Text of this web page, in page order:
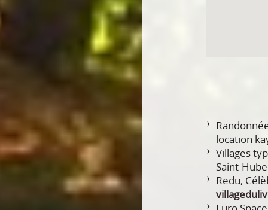
location
Villages
Saint-
Redu,